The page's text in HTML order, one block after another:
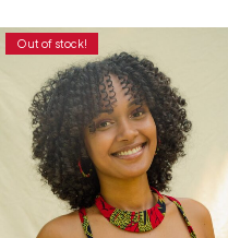
Out of stock!